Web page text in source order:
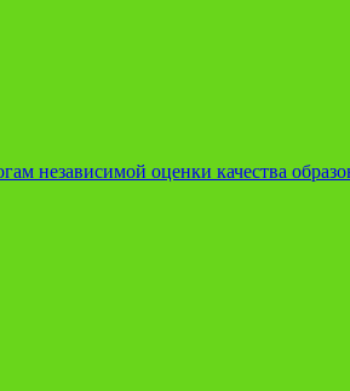
независимой оценки качества